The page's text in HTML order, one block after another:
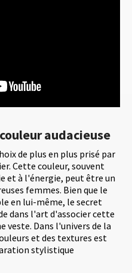
audacieuse
de plus en plus prisé par
Cette couleur, souvent
et à l'énergie, peut être un
femmes. Bien que le
en lui-même, le secret
dans l'art d'associer cette
veste. Dans l'univers de la
et des textures est
stylistique